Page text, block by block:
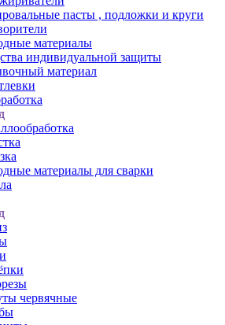
пасты , подложки и круги
материалы
индивидуальной защиты
материал
материалы для сварки
червячные